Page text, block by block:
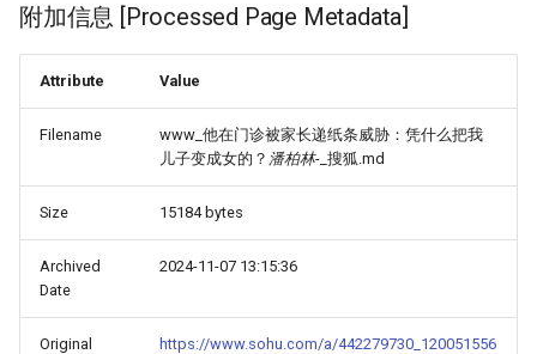
附加信息 [Processed Page Metadata]
Attribute Value
Filename
www_他在门诊被家长递纸条威胁：凭什么把我
儿子变成女的？ 潘柏林-_搜狐.md
Size 15184 bytes
Archived
Date
2024-11-07 13:15:36
Original
https://www.sohu.com/a/442279730_120051556